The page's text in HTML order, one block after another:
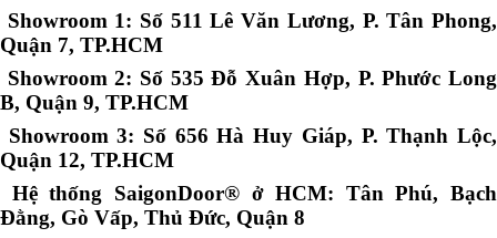
Showroom 1: Số 511 Lê Văn Lương, P. Tân Phong,
Quận 7, TP.HCM
Showroom 2: Số 535 Đỗ Xuân Hợp, P. Phước Long
B, Quận 9, TP.HCM
Showroom 3: Số 656 Hà Huy Giáp, P. Thạnh Lộc,
Quận 12, TP.HCM
Hệ thống SaigonDoor® ở HCM: Tân Phú, Bạch
Đằng, Gò Vấp, Thủ Đức, Quận 8